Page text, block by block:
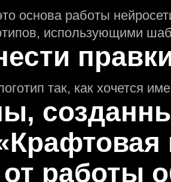
основа работы
использующими
так, как хочется
работы